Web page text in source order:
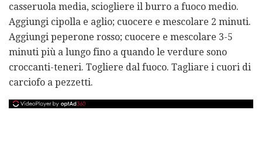
casseruola media, sciogliere il burro a fuoco medio.
Aggiungi cipolla e aglio; cuocere e mescolare 2 minuti.
Aggiungi peperone rosso; cuocere e mescolare 3-5
minuti più a lungo fino a quando le verdure sono
croccanti-teneri. Togliere dal fuoco. Tagliare i cuori di
carciofo a pezzetti.